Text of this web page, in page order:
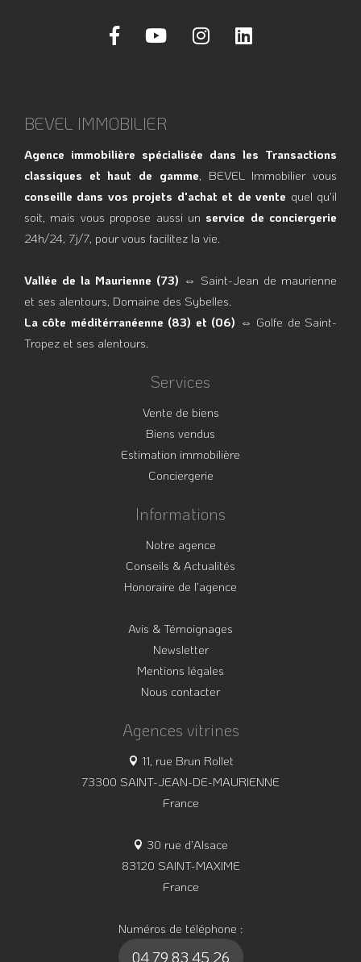
BEVEL IMMOBILIER
Agence immobilière spécialisée dans les Transactions
classiques et haut de gamme, BEVEL Immobilier vous
conseille dans vos projets d'achat et de vente quel qu'il
soit, mais vous propose aussi un service de conciergerie
24h/24, 7j/7, pour vous facilitez la vie.
Vallée de la Maurienne (73) ⇔ Saint-Jean de maurienne
et ses alentours, Domaine des Sybelles.
La côte méditérranéenne (83) et (06) ⇔ Golfe de Saint-
Tropez et ses alentours.
Services
Vente de biens
Biens vendus
Estimation immobilière
Conciergerie
Informations
Notre agence
Conseils & Actualités
Honoraire de l’agence
Avis & Témoignages
Newsletter
Mentions légales
Nous contacter
Agences vitrines
11, rue Brun Rollet
73300 SAINT-JEAN-DE-MAURIENNE
France
30 rue d’Alsace
83120 SAINT-MAXIME
France
Numéros de téléphone :
04 79 83 45 26